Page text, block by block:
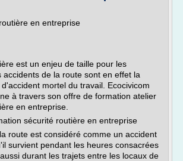
en entreprise
est un enjeu de taille pour les
accidents de la route sont en effet la
mortel du travail. Ecocivicom
à travers son offre de formation atelier
en entreprise.
sécurité routière en entreprise
route est considéré comme un accident
survient pendant les heures consacrées
durant les trajets entre les locaux de